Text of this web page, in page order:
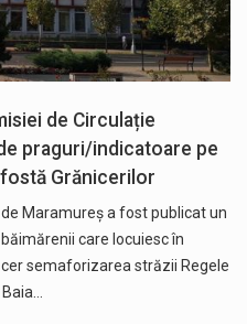
de Circulație
praguri/indicatoare pe
Grănicerilor
Maramureș a fost publicat un
care locuiesc în
semaforizarea străzii Regele